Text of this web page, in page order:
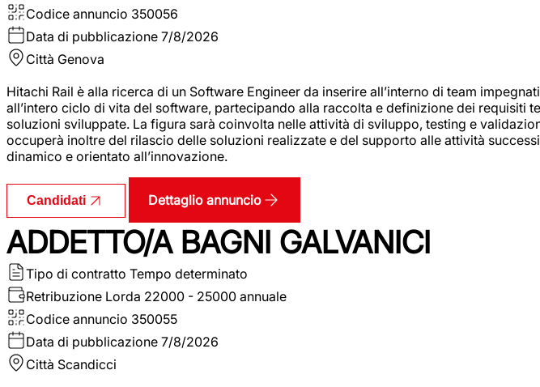
Codice annuncio 350056
Data di pubblicazione 7/8/2026
Città Genova
Hitachi Rail è alla ricerca di un Software Engineer da inserire all’interno di team
all’intero ciclo di vita del software, partecipando alla raccolta e definizione dei
soluzioni sviluppate. La figura sarà coinvolta nelle attività di sviluppo, testing e
occuperà inoltre del rilascio delle soluzioni realizzate e del supporto alle attività
dinamico e orientato all’innovazione.
Candidati Dettaglio annuncio
ADDETTO/A BAGNI GALVANICI
Tipo di contratto Tempo determinato
Retribuzione Lorda 22000 - 25000 annuale
Codice annuncio 350055
Data di pubblicazione 7/8/2026
Città Scandicci